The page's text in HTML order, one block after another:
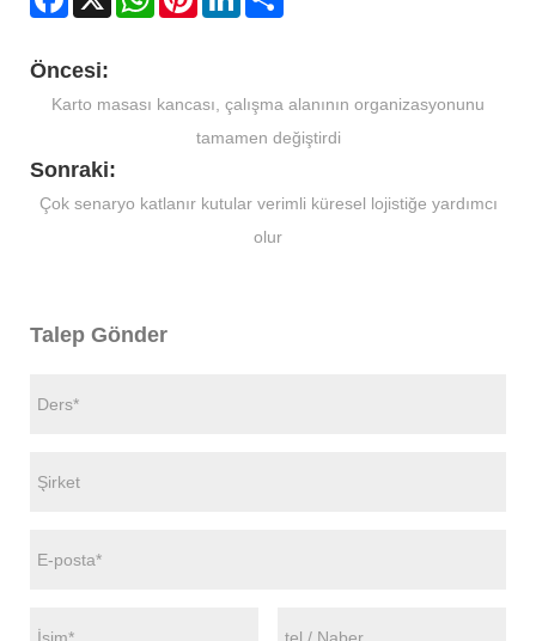
Öncesi:
Karto masası kancası, çalışma alanının organizasyonunu
tamamen değiştirdi
Sonraki:
Çok senaryo katlanır kutular verimli küresel lojistiğe yardımcı
olur
Talep Gönder